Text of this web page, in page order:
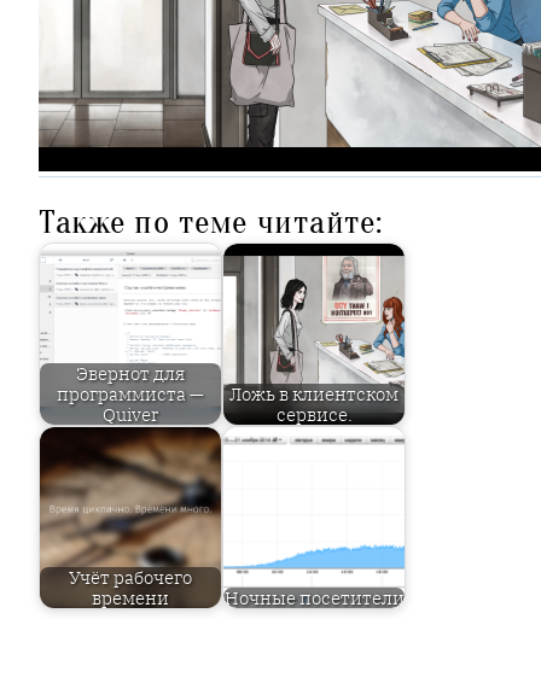
Также по теме читайте:
Эвернот для
программиста —
Quiver
Ложь в клиентском
сервисе.
Учёт рабочего
времени
Ночные посетители